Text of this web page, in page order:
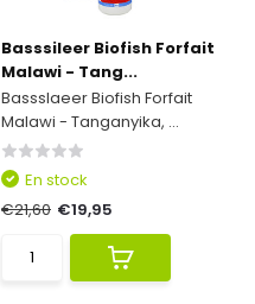
Basssileer Biofish Forfait
Malawi - Tang...
Bassslaeer Biofish Forfait
Malawi - Tanganyika, ...
En stock
€21,60 €19,95